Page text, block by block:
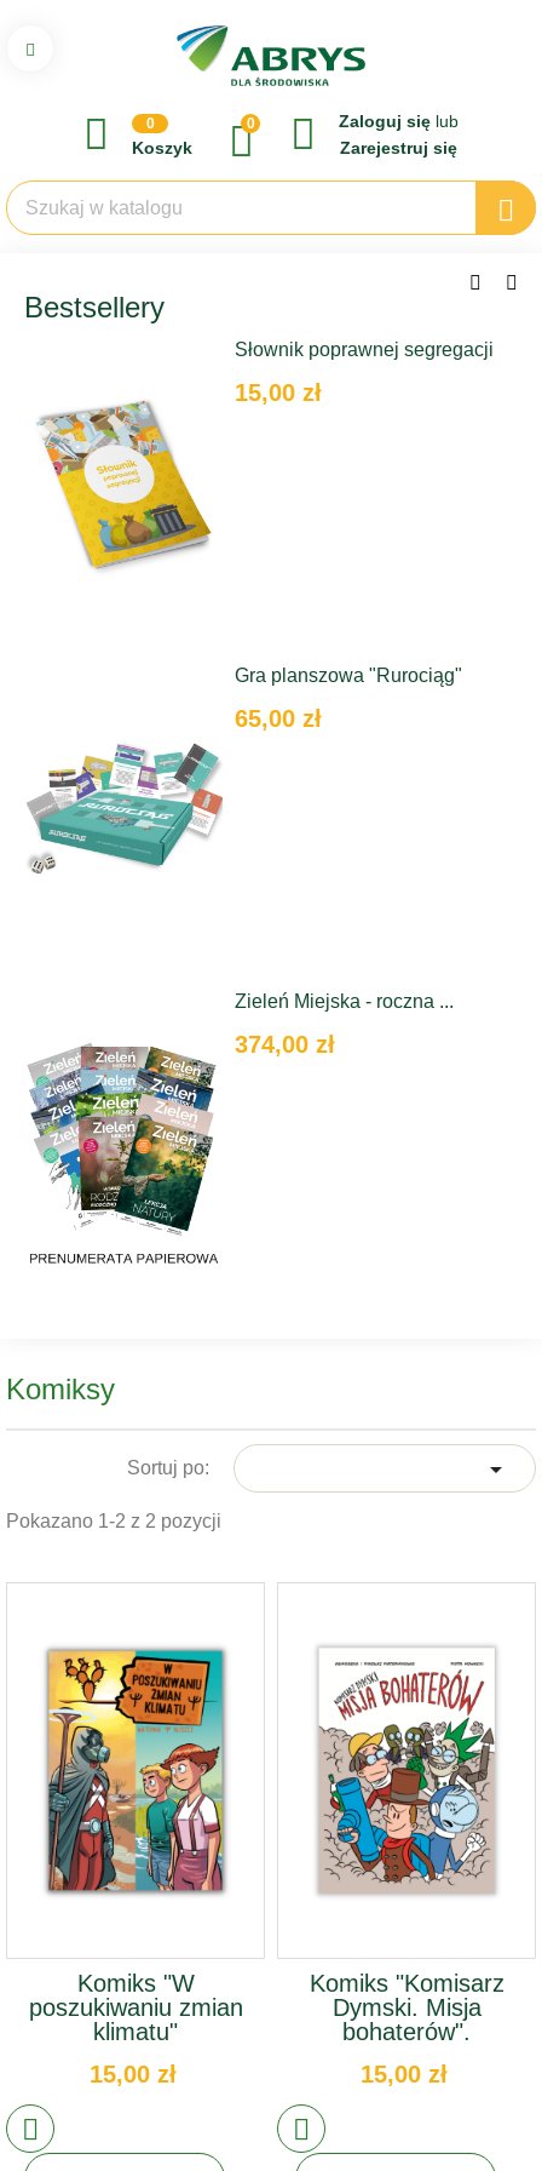
0
Koszyk
0 Zaloguj się lub
Zarejestruj się
Bestsellery
Słownik poprawnej segregacji
15,00 zł
Gra planszowa "Rurociąg"
65,00 zł
Zieleń Miejska - roczna ...
374,00 zł
Komiksy
Sortuj po: 
Pokazano 1-2 z 2 pozycji
Komiks "W
poszukiwaniu zmian
klimatu"
15,00 zł
Komiks "Komisarz
Dymski. Misja
bohaterów".
15,00 zł